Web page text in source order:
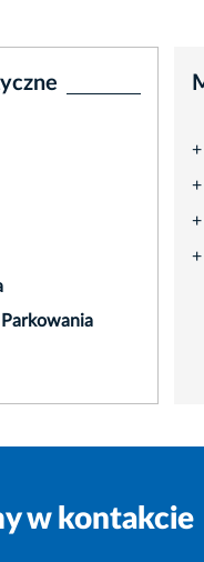
+
+
+
+
w kontakcie